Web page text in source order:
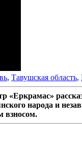
, Тавушская область,
народа и
взносом.